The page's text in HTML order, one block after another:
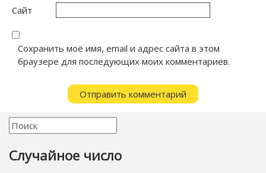
Сайт
Сохранить моё имя, email и адрес сайта в этом
браузере для последующих моих комментариев.
Случайное число